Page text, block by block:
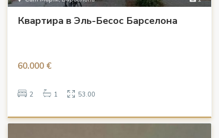
Квартира в Эль-Бесос Барселона
60.000 €
2 1 53.00